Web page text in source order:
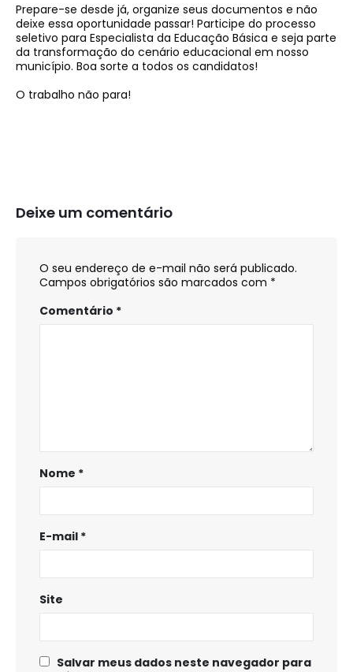
Prepare-se desde já, organize seus documentos e não
deixe essa oportunidade passar! Participe do processo
seletivo para Especialista da Educação Básica e seja parte
da transformação do cenário educacional em nosso
município. Boa sorte a todos os candidatos!
O trabalho não para!
Deixe um comentário
O seu endereço de e-mail não será publicado.
Campos obrigatórios são marcados com *
Comentário *
Nome *
E-mail *
Site
Salvar meus dados neste navegador para